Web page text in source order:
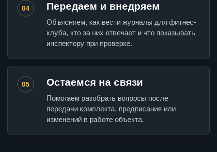
04 Передаем и внедряем
Объясняем, как вести журналы для фитнес-
клуба, кто за них отвечает и что показывать
инспектору при проверке.
05 Остаемся на связи
Помогаем разобрать вопросы после
передачи комплекта, предписания или
изменений в работе объекта.